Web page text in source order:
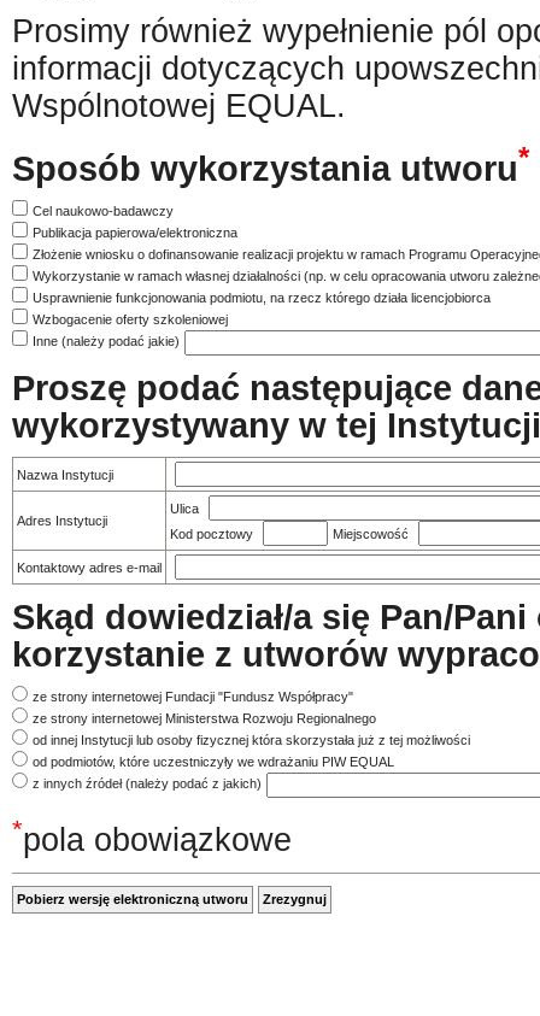
Prosimy również wypełnienie pól
informacji dotyczących
Wspólnotowej EQUAL.
Sposób wykorzystania utworu*
Cel naukowo-badawczy
Publikacja papierowa/elektroniczna
Złożenie wniosku o dofinansowanie realizacji projektu w ramach Programu
Wykorzystanie w ramach własnej działalności (np. w celu opracowania utworu
Usprawnienie funkcjonowania podmiotu, na rzecz którego działa licencjobiorca
Wzbogacenie oferty szkoleniowej
Inne (należy podać jakie)
Proszę podać następujące
wykorzystywany w tej
Nazwa Instytucji
Adres Instytucji
Ulica
Kod pocztowy
Miejscowość
Kontaktowy adres e-mail
Skąd dowiedział/a się Pan/
korzystanie z utworów
ze strony internetowej Fundacji "Fundusz Współpracy"
ze strony internetowej Ministerstwa Rozwoju Regionalnego
od innej Instytucji lub osoby fizycznej która skorzystała już z tej możliwości
od podmiotów, które uczestniczyły we wdrażaniu PIW EQUAL
z innych źródeł (należy podać z jakich)
*pola obowiązkowe